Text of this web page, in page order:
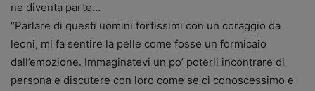
ne diventa parte…
“Parlare di questi uomini fortissimi con un coraggio da
leoni, mi fa sentire la pelle come fosse un formicaio
dall’emozione. Immaginatevi un po’ poterli incontrare di
persona e discutere con loro come se ci conoscessimo e